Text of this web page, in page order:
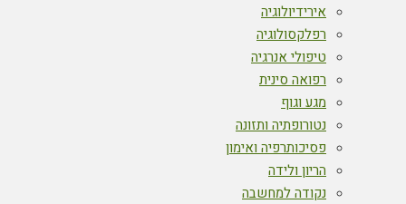
אירידיולוגיה
רפלקסולוגיה
טיפולי אנרגיה
רפואה סינית
מגע וגוף
נטורופתיה ותזונה
פסיכותרפיה ואימון
הריון ולידה
נקודה למחשבה